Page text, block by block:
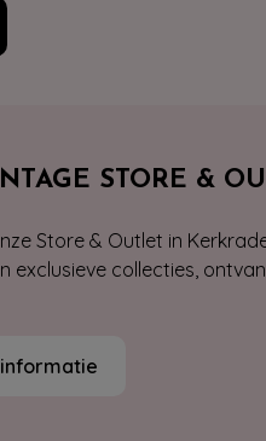
STORE &
Store & Outlet in
exclusieve collecties,